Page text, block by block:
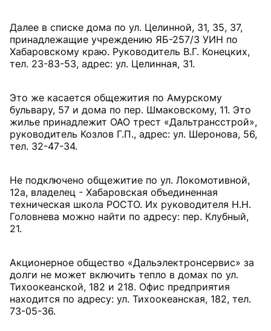
Далее в списке дома по ул. Целинной, 31, 35, 37,
принадлежащие учреждению ЯБ-257/3 УИН по
Хабаровскому краю. Руководитель В.Г. Конецких,
тел. 23-83-53, адрес: ул. Целинная, 31.
Это же касается общежития по Амурскому
бульвару, 57 и дома по пер. Шмаковскому, 11. Это
жилье принадлежит ОАО трест «Дальтрансстрой»,
руководитель Козлов Г.П., адрес: ул. Шеронова, 56,
тел. 32-47-34.
Не подключено общежитие по ул. Локомотивной,
12а, владелец - Хабаровская объединенная
техническая школа РОСТО. Их руководителя Н.Н.
Головнева можно найти по адресу: пер. Клубный,
21.
Акционерное общество «Дальэлектронсервис» за
долги не может включить тепло в домах по ул.
Тихоокеанской, 182 и 218. Офис предприятия
находится по адресу: ул. Тихоокеанская, 182, тел.
73-05-36.